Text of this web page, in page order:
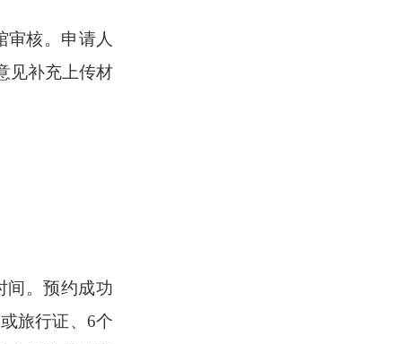
审核。申请人
见补充上传材
间。预约成功
旅行证、6个